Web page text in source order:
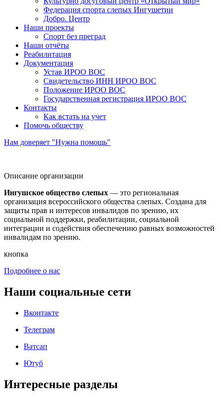
Федерация спорта слепых Ингушетии
Добро. Центр
Наши проекты
Спорт без преград
Наши отчёты
Реабилитация
Документация
Устав ИРОО ВОС
Свидетельство ИНН ИРОО ВОС
Положение ИРОО ВОС
Государственная регистрация ИРОО ВОС
Контакты
Как встать на учет
Помочь обществу
Нам доверяет "Нужна помощь"
Описание организации
Ингушское общество слепых — это региональная
организация всероссийского общества слепых. Создана для
защиты прав и интересов инвалидов по зрению, их
социальной поддержки, реабилитации, социальной
интеграции и содействия обеспечению равных возможностей
инвалидам по зрению.
кнопка
Подробнее о нас
Наши социальные сети
Вконтакте
Телеграм
Ватсап
Ютуб
Интересные разделы